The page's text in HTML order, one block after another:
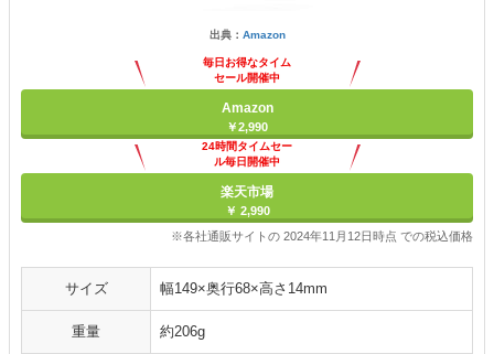
出典： Amazon
毎日お得なタイム
セール開催中
Amazon
￥2,990
24時間タイムセー
ル毎日開催中
楽天市場
￥ 2,990
※各社通販サイトの 2024年11月12日時点 での税込価格
サイズ 幅149×奥行68×高さ14mm
重量 約206g